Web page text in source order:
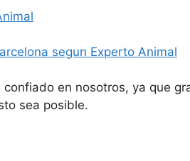
en nosotros, ya que
sea posible.